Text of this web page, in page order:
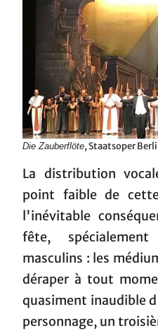
Die Zauberflöte, Staatsoper
La distribution
point faible de
l'inévitable
fête,
masculins : les
déraper à tout
quasiment inaudible
personnage, un